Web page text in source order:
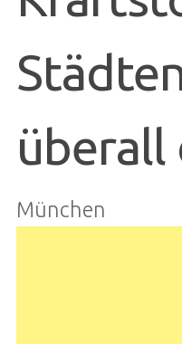
überall
München